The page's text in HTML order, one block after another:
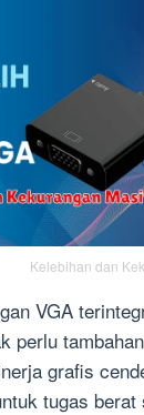
Kelebihan dan
VGA
perlu
grafis
tugas